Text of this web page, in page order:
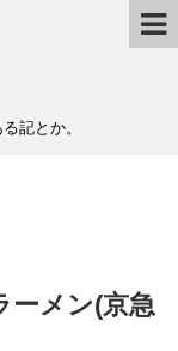
記とか。
ーメン(京急